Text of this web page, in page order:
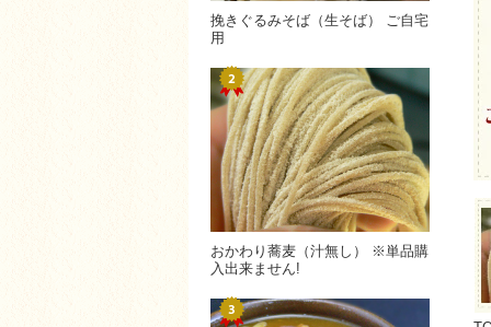
挽きぐるみそば（生そば） ご自宅
用
おかわり蕎麦（汁無し） ※単品購
入出来ません!